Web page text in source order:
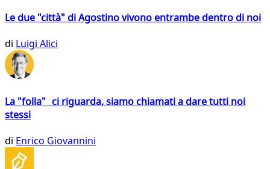
Le due "città" di Agostino vivono entrambe dentro di noi
di Luigi Alici
La "folla" ci riguarda, siamo chiamati a dare tutti noi
stessi
di Enrico Giovannini